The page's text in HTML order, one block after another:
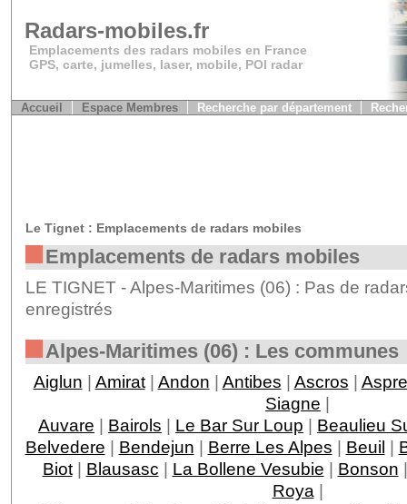
Radars-mobiles.fr
Emplacements des radars mobiles en France
GPS, carte, jumelles, laser, mobile, POI radar
Accueil Espace Membres Recherche par département
Le Tignet : Emplacements de radars mobiles
Emplacements de radars mobiles
LE TIGNET - Alpes-Maritimes (06) : Pas de
enregistrés
Alpes-Maritimes (06) : Les communes
Aiglun | Amirat| Andon | Antibes | Ascros |
Siagne |
Auvare | Bairols | Le Bar Sur Loup | Beaulieu
Belvedere | Bendejun | Berre Les Alpes | Beuil |
Biot| Blausasc | La Bollene Vesubie | Bonson
Roya |